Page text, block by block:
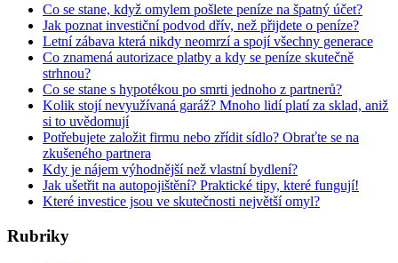
Co se stane, když omylem pošlete peníze na špatný účet?
Jak poznat investiční podvod dřív, než přijdete o peníze?
Letní zábava která nikdy neomrzí a spojí všechny generace
Co znamená autorizace platby a kdy se peníze skutečně
strhnou?
Co se stane s hypotékou po smrti jednoho z partnerů?
Kolik stojí nevyužívaná garáž? Mnoho lidí platí za sklad, aniž
si to uvědomují
Potřebujete založit firmu nebo zřídit sídlo? Obraťte se na
zkušeného partnera
Kdy je nájem výhodnější než vlastní bydlení?
Jak ušetřit na autopojištění? Praktické tipy, které fungují!
Které investice jsou ve skutečnosti největší omyl?
Rubriky